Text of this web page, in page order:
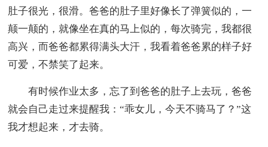
肚子很光，很滑。爸爸的肚子里好像长了弹簧似的，一
颠一颠的，就像坐在真的马上似的，每次骑完，我都很
高兴，而爸爸都累得满头大汗，我看着爸爸累的样子好
可爱，不禁笑了起来。
有时候作业太多，忘了到爸爸的肚子上去玩，爸爸
就会自己走过来提醒我：“乖女儿，今天不骑马了？”这
我才想起来，才去骑。